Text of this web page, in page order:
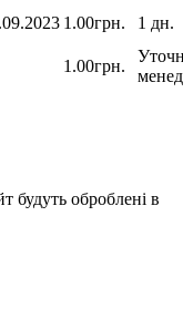
1.00грн. 1 дн.
1.00грн.
будуть оброблені в